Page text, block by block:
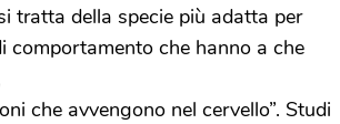
tratta della specie più adatta per
comportamento che hanno a che
che avvengono nel cervello”. Studi